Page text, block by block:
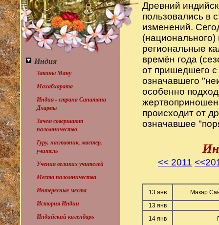
Индия
Законы Ману
Махабхарата
Индия - страна Санатана
Дхармы
Зачем совершают
паломничество
Гуру, наставник, мастер,
учитель
Учения великих учителей
Места паломничества
Интересные места
История Индии
Индийский календарь
Древний
пользовались в
изменений.
(национального)
региональные
времён года
от пришедшего с
означавшего
особенно
происходит от
означавшее
<< 2011
13 янв
Макар
13 янв
14 янв